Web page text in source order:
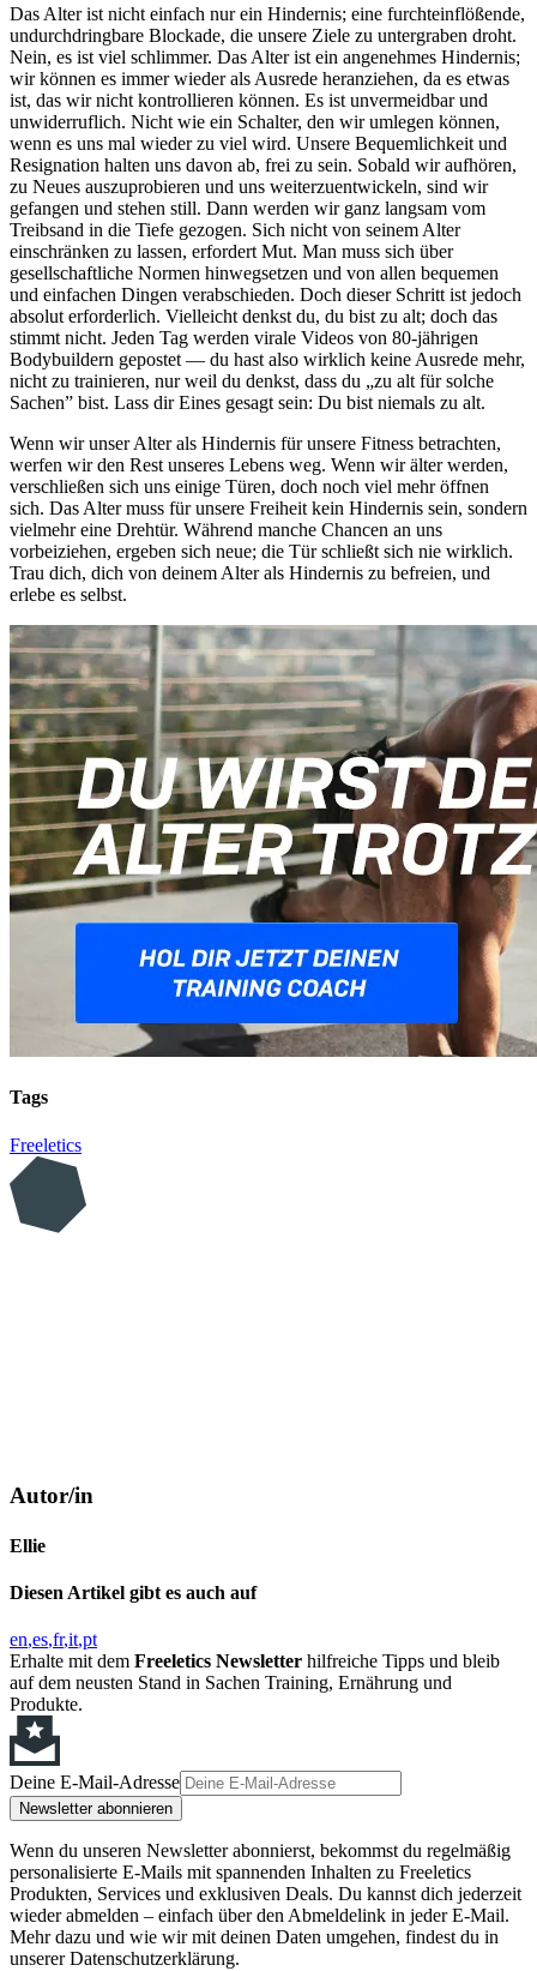
Das Alter ist nicht einfach nur ein Hindernis; eine furchteinflößende,
undurchdringbare Blockade, die unsere Ziele zu untergraben droht.
Nein, es ist viel schlimmer. Das Alter ist ein angenehmes Hindernis;
wir können es immer wieder als Ausrede heranziehen, da es etwas
ist, das wir nicht kontrollieren können. Es ist unvermeidbar und
unwiderruflich. Nicht wie ein Schalter, den wir umlegen können,
wenn es uns mal wieder zu viel wird. Unsere Bequemlichkeit und
Resignation halten uns davon ab, frei zu sein. Sobald wir aufhören,
zu Neues auszuprobieren und uns weiterzuentwickeln, sind wir
gefangen und stehen still. Dann werden wir ganz langsam vom
Treibsand in die Tiefe gezogen. Sich nicht von seinem Alter
einschränken zu lassen, erfordert Mut. Man muss sich über
gesellschaftliche Normen hinwegsetzen und von allen bequemen
und einfachen Dingen verabschieden. Doch dieser Schritt ist jedoch
absolut erforderlich. Vielleicht denkst du, du bist zu alt; doch das
stimmt nicht. Jeden Tag werden virale Videos von 80-jährigen
Bodybuildern gepostet — du hast also wirklich keine Ausrede mehr,
nicht zu trainieren, nur weil du denkst, dass du „zu alt für solche
Sachen” bist. Lass dir Eines gesagt sein: Du bist niemals zu alt.
Wenn wir unser Alter als Hindernis für unsere Fitness betrachten,
werfen wir den Rest unseres Lebens weg. Wenn wir älter werden,
verschließen sich uns einige Türen, doch noch viel mehr öffnen
sich. Das Alter muss für unsere Freiheit kein Hindernis sein, sondern
vielmehr eine Drehtür. Während manche Chancen an uns
vorbeiziehen, ergeben sich neue; die Tür schließt sich nie wirklich.
Trau dich, dich von deinem Alter als Hindernis zu befreien, und
erlebe es selbst.
Tags
Freeletics
Autor/in
Ellie
Diesen Artikel gibt es auch auf
en es fr it pt
Erhalte mit dem Freeletics Newsletter hilfreiche Tipps und bleib
auf dem neusten Stand in Sachen Training, Ernährung und
Produkte.
Deine E-Mail-Adresse
Newsletter abonnieren
Wenn du unseren Newsletter abonnierst, bekommst du regelmäßig
personalisierte E-Mails mit spannenden Inhalten zu Freeletics
Produkten, Services und exklusiven Deals. Du kannst dich jederzeit
wieder abmelden – einfach über den Abmeldelink in jeder E-Mail.
Mehr dazu und wie wir mit deinen Daten umgehen, findest du in
unserer Datenschutzerklärung.